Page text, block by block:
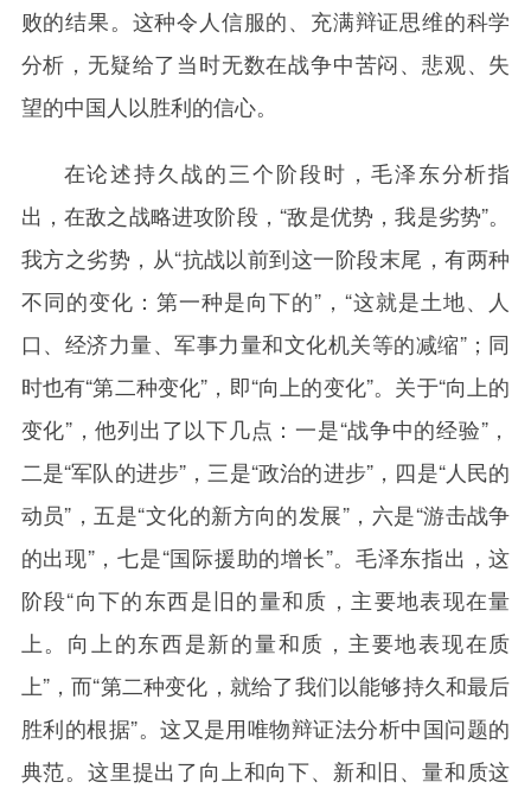
败的结果。这种令人信服的、充满辩证思维的科学
分析，无疑给了当时无数在战争中苦闷、悲观、失
望的中国人以胜利的信心。
在论述持久战的三个阶段时，毛泽东分析指
出，在敌之战略进攻阶段，“敌是优势，我是劣势”。
我方之劣势，从“抗战以前到这一阶段末尾，有两种
不同的变化：第一种是向下的”，“这就是土地、人
口、经济力量、军事力量和文化机关等的减缩”；同
时也有“第二种变化”，即“向上的变化”。关于“向上的
变化”，他列出了以下几点：一是“战争中的经验”，
二是“军队的进步”，三是“政治的进步”，四是“人民的
动员”，五是“文化的新方向的发展”，六是“游击战争
的出现”，七是“国际援助的增长”。毛泽东指出，这
阶段“向下的东西是旧的量和质，主要地表现在量
上。向上的东西是新的量和质，主要地表现在质
上”，而“第二种变化，就给了我们以能够持久和最后
胜利的根据”。这又是用唯物辩证法分析中国问题的
典范。这里提出了向上和向下、新和旧、量和质这